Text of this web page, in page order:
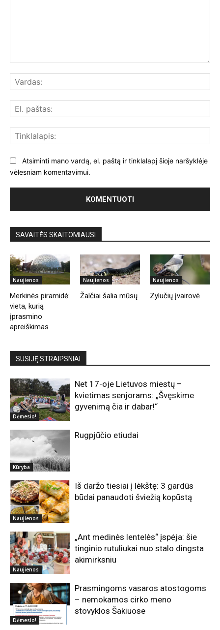
Atsiminti mano vardą, el. paštą ir tinklalapį šioje naršyklėje
vėlesniam komentavimui.
SAVAITĖS SKAITOMIAUSI
Naujienos
Merkinės piramidė:
vieta, kurią
įprasmino
apreiškimas
Naujienos
Žalčiai šalia mūsų
Naujienos
Zylučių įvairovė
SUSIJĘ STRAIPSNIAI
Dėmesio!
Net 17-oje Lietuvos miestų –
kvietimas senjorams: „Švęskime
gyvenimą čia ir dabar!“
Kūryba
Rugpjūčio etiudai
Naujienos
Iš daržo tiesiai į lėkštę: 3 gardūs
būdai panaudoti šviežią kopūstą
Naujienos
„Ant medinės lentelės“ įspėja: šie
tinginio rutuliukai nuo stalo dingsta
akimirksniu
Dėmesio!
Prasmingoms vasaros atostogoms
– nemokamos cirko meno
stovyklos Šakiuose